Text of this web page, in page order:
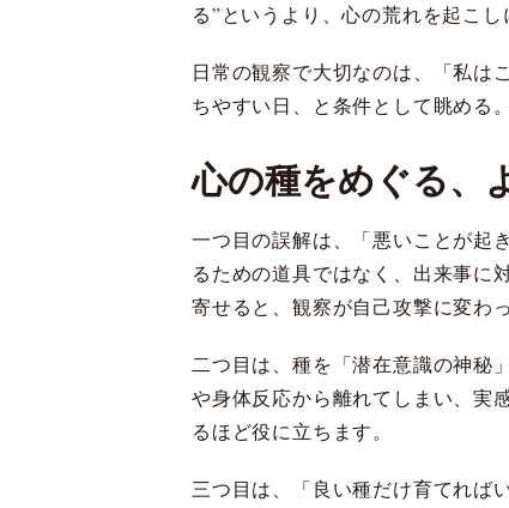
る”というより、心の荒れを起こ
日常の観察で大切なのは、「私は
ちやすい日、と条件として眺める
心の種をめぐる、
一つ目の誤解は、「悪いことが起
るための道具ではなく、出来事に
寄せると、観察が自己攻撃に変わ
二つ目は、種を「潜在意識の神秘
や身体反応から離れてしまい、実
るほど役に立ちます。
三つ目は、「良い種だけ育てれば